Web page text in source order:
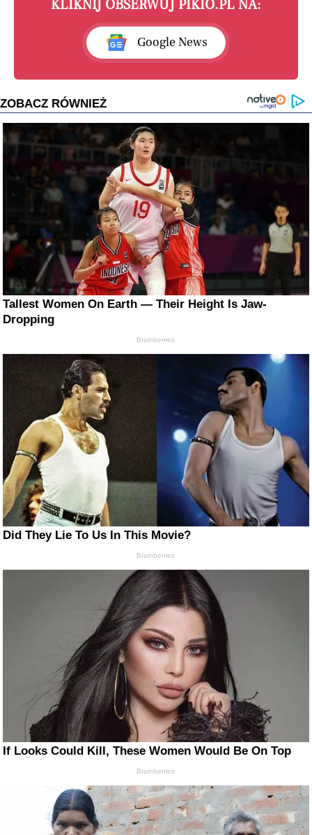
KLIKNIJ OBSERWUJ PIKIO.PL NA:
Google News
ZOBACZ RÓWNIEŻ
Tallest Women On Earth — Their Height Is Jaw-
Dropping
Brainberries
Did They Lie To Us In This Movie?
Brainberries
If Looks Could Kill, These Women Would Be On Top
Brainberries